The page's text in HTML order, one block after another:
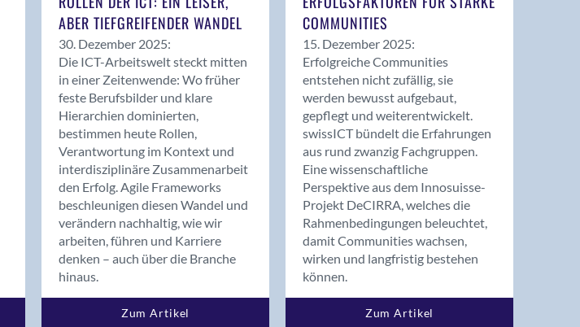
Bassersdorf
Benken (SG)
Bergdietikon
Bern - Liebefeld
ABER TIEFGREIFENDER WANDEL
30. Dezember 2025:
Die ICT-Arbeitswelt steckt mitten
in einer Zeitenwende: Wo früher
feste Berufsbilder und klare
Hierarchien dominierten,
bestimmen heute Rollen,
Verantwortung im Kontext und
interdisziplinäre Zusammenarbeit
den Erfolg. Agile Frameworks
beschleunigen diesen Wandel und
verändern nachhaltig, wie wir
arbeiten, führen und Karriere
denken – auch über die Branche
hinaus.
Zum Artikel
COMMUNITIES
15. Dezember 2025:
Erfolgreiche Communities
entstehen nicht zufällig, sie
werden bewusst aufgebaut,
gepflegt und weiterentwickelt.
swissICT bündelt die Erfahrungen
aus rund zwanzig Fachgruppen.
Eine wissenschaftliche
Perspektive aus dem Innosuisse-
Projekt DeCIRRA, welches die
Rahmenbedingungen beleuchtet,
damit Communities wachsen,
wirken und langfristig bestehen
können.
Zum Artikel